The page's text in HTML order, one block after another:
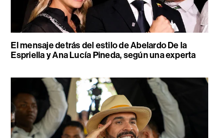
El mensaje detrás del estilo de Abelardo De la
Espriella y Ana Lucía Pineda, según una experta